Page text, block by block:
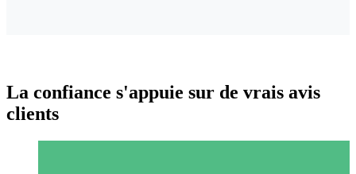
La confiance s'appuie sur de vrais avis
clients